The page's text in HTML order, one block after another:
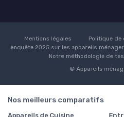
Mentions légales Politique
enquête 2025 sur les appareils
Notre méthodologie de
© Appareils
Nos meilleurs comparatifs
Appareils de Cuisine